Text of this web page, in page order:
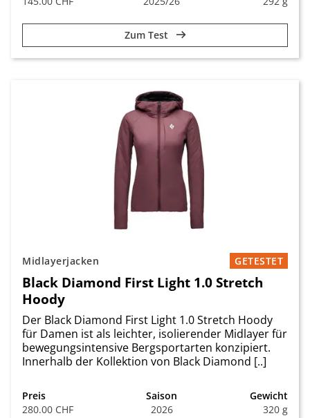
Zum Test
Midlayerjacken GETESTET
Black Diamond First Light 1.0 Stretch
Hoody
Der Black Diamond First Light 1.0 Stretch Hoody
für Damen ist als leichter, isolierender Midlayer für
bewegungsintensive Bergsportarten konzipiert.
Innerhalb der Kollektion von Black Diamond [..]
Preis
280.00 CHF
Saison
2026
Gewicht
320 g